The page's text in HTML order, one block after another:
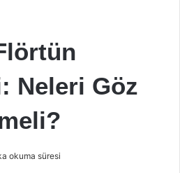
Neleri Göz
okuma süresi